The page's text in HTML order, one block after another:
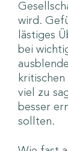
wird.
lästiges
bei
viel zu
besser
sollten.